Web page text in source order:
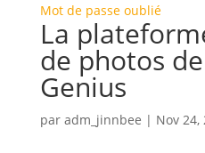
Mot de passe oublié
La
de photos
Genius
par adm_jinnbee | Nov 24,